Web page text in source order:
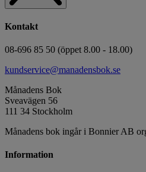
Kontakt
08-696 85 50 (öppet 8.00 - 18.00)
kundservice@manadensbok.se
Månadens Bok
Sveavägen 56
111 34 Stockholm
Månadens bok ingår i Bonnier AB
Information